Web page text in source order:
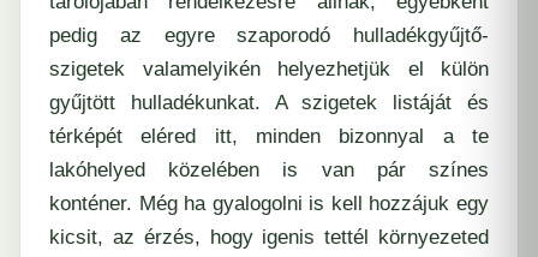
pedig az egyre szaporodó hulladékgyűjtő-
szigetek valamelyikén helyezhetjük el külön
gyűjtött hulladékunkat. A szigetek listáját és
térképét eléred itt, minden bizonnyal a te
lakóhelyed közelében is van pár színes
konténer. Még ha gyalogolni is kell hozzájuk egy
kicsit, az érzés, hogy igenis tettél környezeted